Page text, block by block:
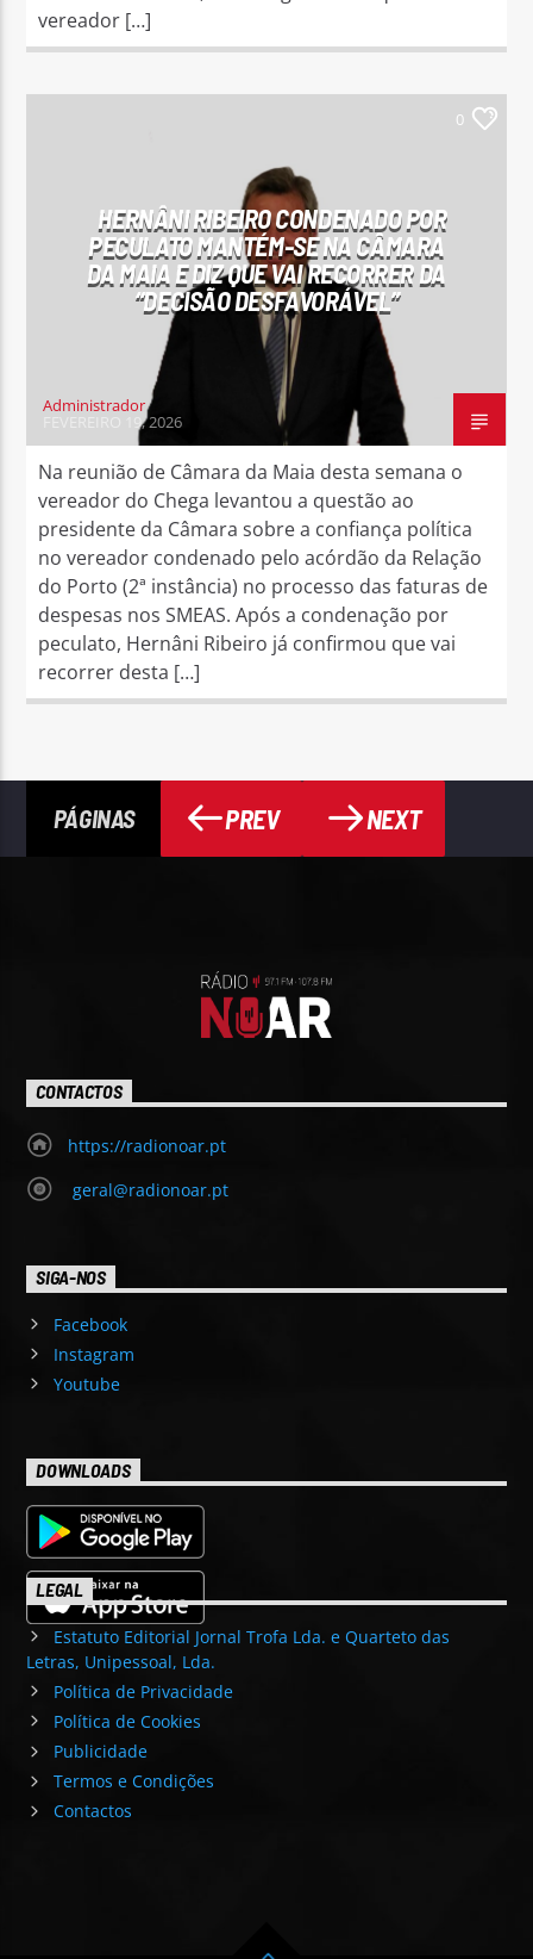
vereador […]
0
HERNÂNI RIBEIRO CONDENADO POR
PECULATO MANTÉM-SE NA CÂMARA
DA MAIA E DIZ QUE VAI RECORRER DA
“DECISÃO DESFAVORÁVEL”
Administrador
FEVEREIRO 19, 2026
Na reunião de Câmara da Maia desta semana o
vereador do Chega levantou a questão ao
presidente da Câmara sobre a confiança política
no vereador condenado pelo acórdão da Relação
do Porto (2ª instância) no processo das faturas de
despesas nos SMEAS. Após a condenação por
peculato, Hernâni Ribeiro já confirmou que vai
recorrer desta […]
PÁGINAS PREV NEXT
CONTACTOS
https://radionoar.pt
geral@radionoar.pt
SIGA-NOS
Facebook
Instagram
Youtube
DOWNLOADS
LEGAL
Estatuto Editorial Jornal Trofa Lda. e Quarteto das
Letras, Unipessoal, Lda.
Política de Privacidade
Política de Cookies
Publicidade
Termos e Condições
Contactos